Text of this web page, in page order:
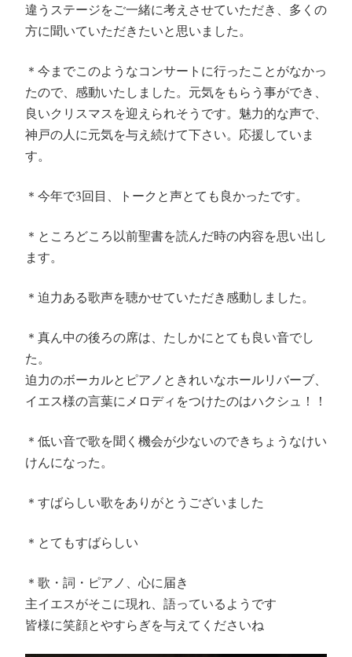
違うステージをご一緒に考えさせていただき、多くの
方に聞いていただきたいと思いました。
＊今までこのようなコンサートに行ったことがなかっ
たので、感動いたしました。元気をもらう事ができ、
良いクリスマスを迎えられそうです。魅力的な声で、
神戸の人に元気を与え続けて下さい。応援していま
す。
＊今年で3回目、トークと声とても良かったです。
＊ところどころ以前聖書を読んだ時の内容を思い出し
ます。
＊迫力ある歌声を聴かせていただき感動しました。
＊真ん中の後ろの席は、たしかにとても良い音でし
た。
迫力のボーカルとピアノときれいなホールリバーブ、
イエス様の言葉にメロディをつけたのはハクシュ！！
＊低い音で歌を聞く機会が少ないのできちょうなけい
けんになった。
＊すばらしい歌をありがとうございました
＊とてもすばらしい
＊歌・詞・ピアノ、心に届き
主イエスがそこに現れ、語っているようです
皆様に笑顔とやすらぎを与えてくださいね